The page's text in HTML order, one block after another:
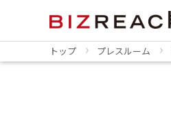
トップ プレスルーム